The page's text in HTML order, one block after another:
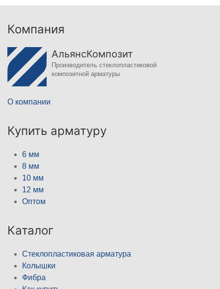
Компания
АльянсКомпозит
Производитель стеклопластиковой
композитной арматуры
О компании
Купить арматуру
6 мм
8 мм
10 мм
12 мм
Оптом
Каталог
Стеклопластиковая арматура
Колышки
Фибра